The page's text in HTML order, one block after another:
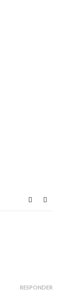
RESPONDER